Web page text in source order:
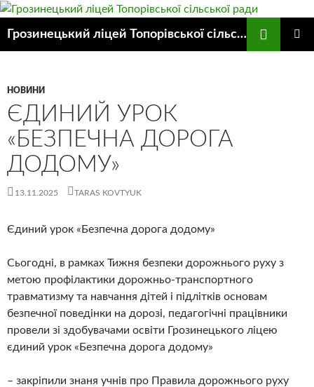
Грозинецький ліцей Топорівської сільської ради
НОВИНИ
ЄДИНИЙ УРОК
«БЕЗПЕЧНА ДОРОГА
ДОДОМУ»
13.11.2025 TARAS KOVTYUK
Єдиний урок «Безпечна дорога додому»
Сьогодні, в рамках Тижня безпеки дорожнього руху з
метою профілактики дорожньо-транспортного
травматизму та навчання дітей і підлітків основам
безпечної поведінки на дорозі, педагогічні працівники
провели зі здобувачами освіти Грозинецького ліцею
єдиний урок «Безпечна дорога додому»
– закріпили знаня учнів про Правила дорожнього руху